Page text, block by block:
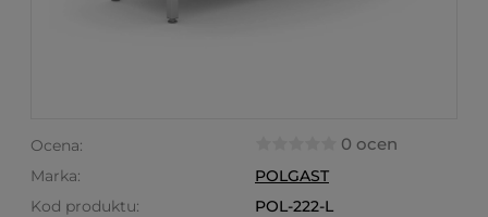
Ocena: 0 ocen
Marka:
POLGAST
Kod produktu:
POL-222-L